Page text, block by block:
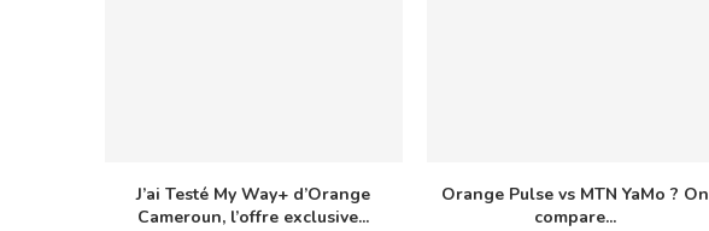
J’ai Testé My Way+ d’Orange
Cameroun, l’offre exclusive...
Orange Pulse vs MTN YaMo ? On
compare...